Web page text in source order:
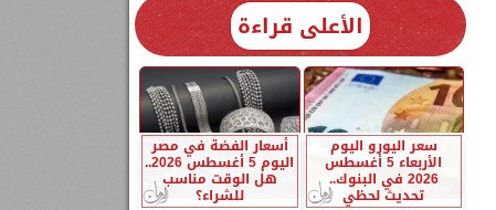
الأعلى قراءة
سعر اليورو اليوم
الأربعاء 5 أغسطس
2026 في البنوك..
تحديث لحظي
أسعار الفضة في مصر
اليوم 5 أغسطس 2026..
هل الوقت مناسب
للشراء؟